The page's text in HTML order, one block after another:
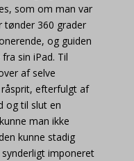
som om man var
360 grader
og guiden
sin iPad. Til
af selve
efterfulgt af
og til slut en
man ikke
kunne stadig
synderligt imponeret